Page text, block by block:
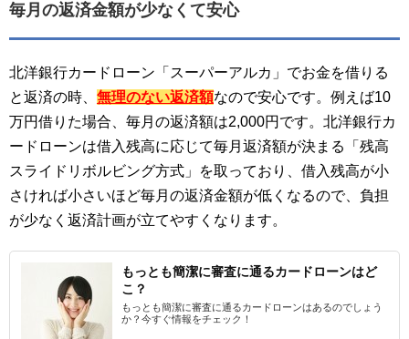
毎月の返済金額が少なくて安心
北洋銀行カードローン「スーパーアルカ」でお金を借りる
と返済の時、 無理のない返済額なので安心です。例えば10
万円借りた場合、毎月の返済額は2,000円です。北洋銀行カ
ードローンは借入残高に応じて毎月返済額が決まる「残高
スライドリボルビング方式」を取っており、借入残高が小
さければ小さいほど毎月の返済金額が低くなるので、負担
が少なく返済計画が立てやすくなります。
もっとも簡潔に審査に通るカードローンはど
こ？
もっとも簡潔に審査に通るカードローンはあるのでしょう
か？今すぐ情報をチェック！